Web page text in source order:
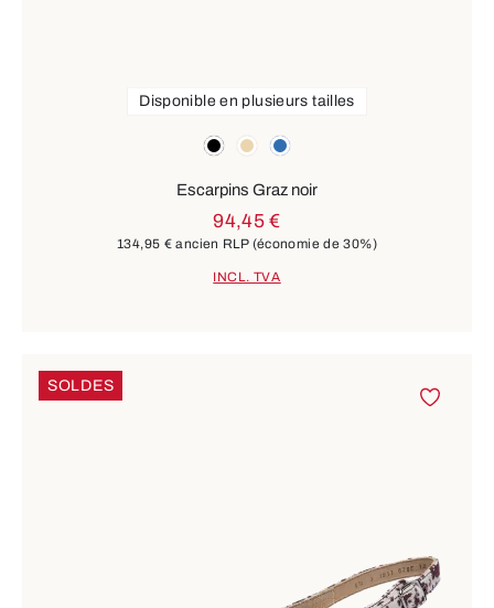
noir beigebleu
Disponible en plusieurs tailles
Escarpins Graz noir
94,45 €
134,95 € ancien RLP (économie de 30%)
INCL. TVA
SOLDES